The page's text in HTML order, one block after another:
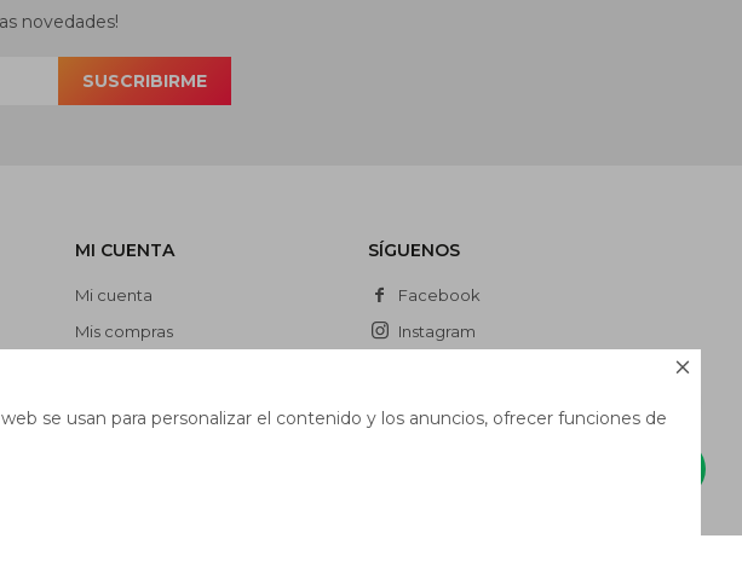

se usan para personalizar el contenido y los anuncios, ofrecer funciones de
MI CUENTA
Mi cuenta
Mis compras
SÍGUENOS
Facebook
Instagram
novedades!
SUSCRIBIRME